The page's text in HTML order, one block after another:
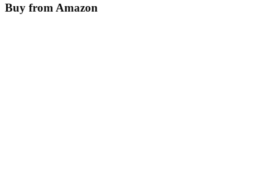
Buy from Amazon